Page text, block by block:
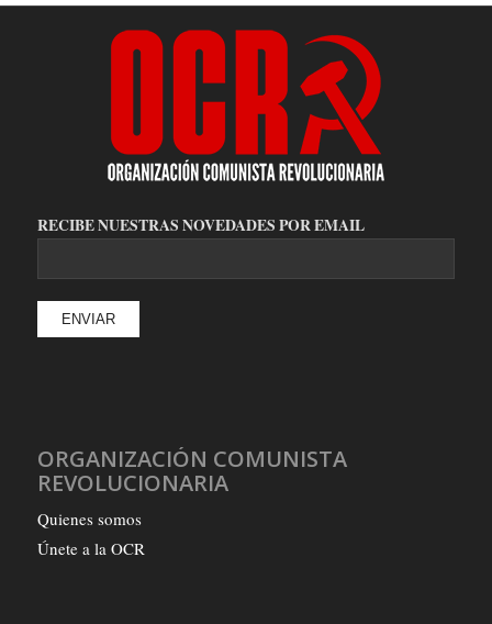
RECIBE NUESTRAS NOVEDADES POR EMAIL
ORGANIZACIÓN COMUNISTA
REVOLUCIONARIA
Quienes somos
Únete a la OCR